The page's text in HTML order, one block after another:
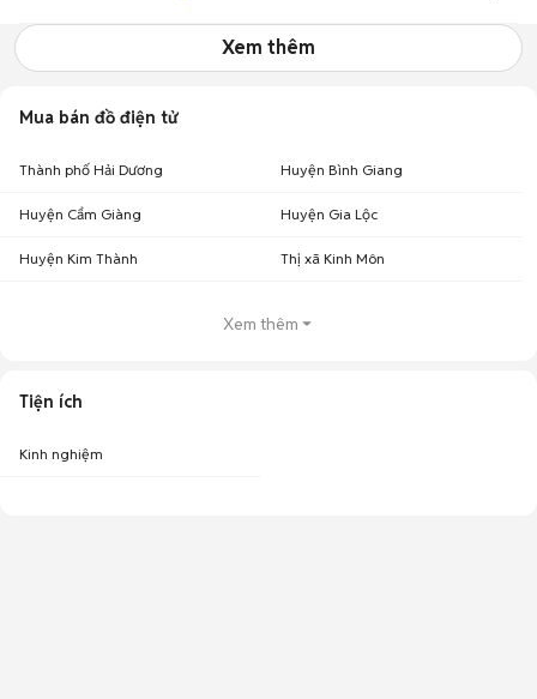
Xem thêm
Mua bán đồ điện tử
Thành phố Hải Dương Huyện Bình Giang
Huyện Cẩm Giàng Huyện Gia Lộc
Huyện Kim Thành Thị xã Kinh Môn
Xem thêm
Tiện ích
Kinh nghiệm